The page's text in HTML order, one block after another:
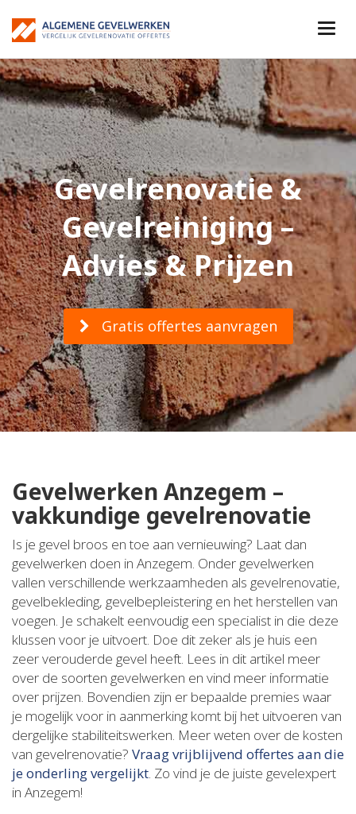
Gevelrenovatie &
Gevelreiniging –
Advies & Prijzen
Gratis offertes aanvragen
Gevelwerken Anzegem –
vakkundige gevelrenovatie
Is je gevel broos en toe aan vernieuwing? Laat dan
gevelwerken doen in Anzegem. Onder gevelwerken
vallen verschillende werkzaamheden als gevelrenovatie,
gevelbekleding, gevelbepleistering en het herstellen van
voegen. Je schakelt eenvoudig een specialist in die deze
klussen voor je uitvoert. Doe dit zeker als je huis een
zeer verouderde gevel heeft. Lees in dit artikel meer
over de soorten gevelwerken en vind meer informatie
over prijzen. Bovendien zijn er bepaalde premies waar
je mogelijk voor in aanmerking komt bij het uitvoeren van
dergelijke stabiliteitswerken. Meer weten over de kosten
van gevelrenovatie? Vraag vrijblijvend offertes aan die
je onderling vergelijkt. Zo vind je de juiste gevelexpert
in Anzegem!